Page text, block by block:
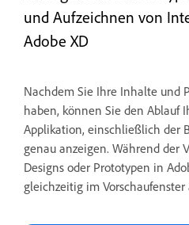
und Aufzeichnen von
Adobe XD
Nachdem Sie Ihre Inhalte und
haben, können Sie den Ablauf
Applikation, einschließlich der
genau anzeigen. Während der
Designs oder Prototypen in
gleichzeitig im Vorschaufenster